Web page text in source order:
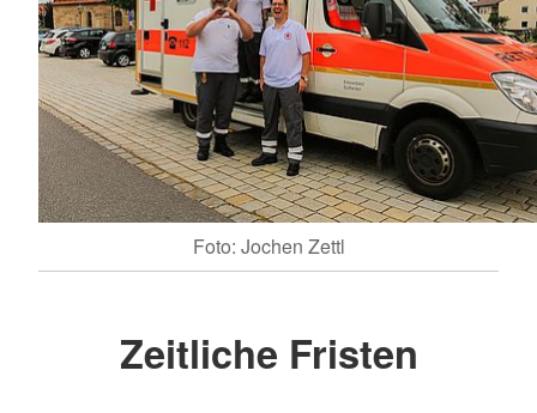
Foto: Jochen Zettl
Zeitliche Fristen